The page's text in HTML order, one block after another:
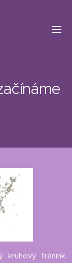
kruhový trénink.